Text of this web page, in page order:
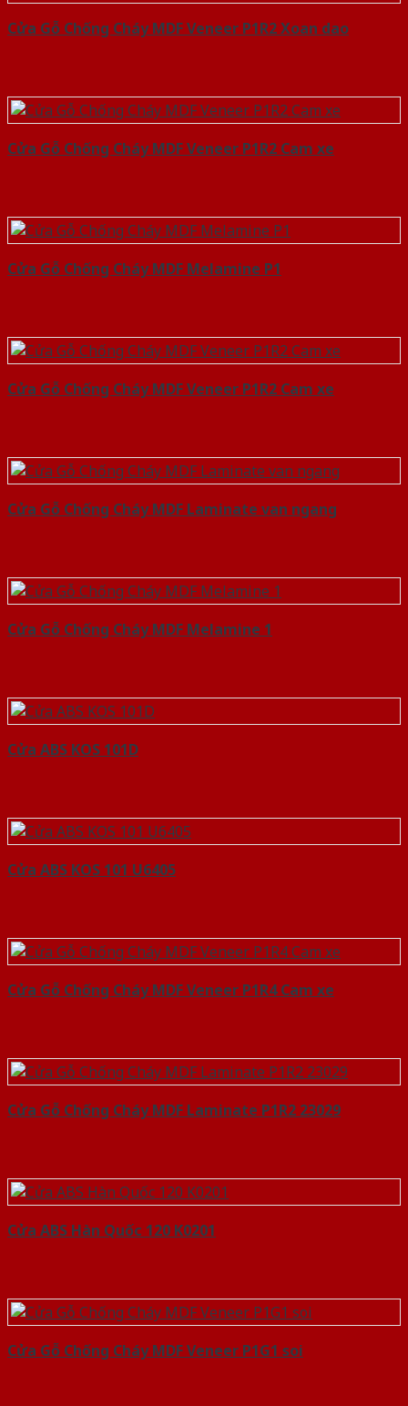
Cửa Gỗ Chống Cháy MDF Veneer P1R2 Xoan dao
Cửa Gỗ Chống Cháy MDF Veneer P1R2 Cam xe
Cửa Gỗ Chống Cháy MDF Melamine P1
Cửa Gỗ Chống Cháy MDF Veneer P1R2 Cam xe
Cửa Gỗ Chống Cháy MDF Laminate van ngang
Cửa Gỗ Chống Cháy MDF Melamine 1
Cửa ABS KOS 101D
Cửa ABS KOS 101 U6405
Cửa Gỗ Chống Cháy MDF Veneer P1R4 Cam xe
Cửa Gỗ Chống Cháy MDF Laminate P1R2 23029
Cửa ABS Hàn Quốc 120 K0201
Cửa Gỗ Chống Cháy MDF Veneer P1G1 soi